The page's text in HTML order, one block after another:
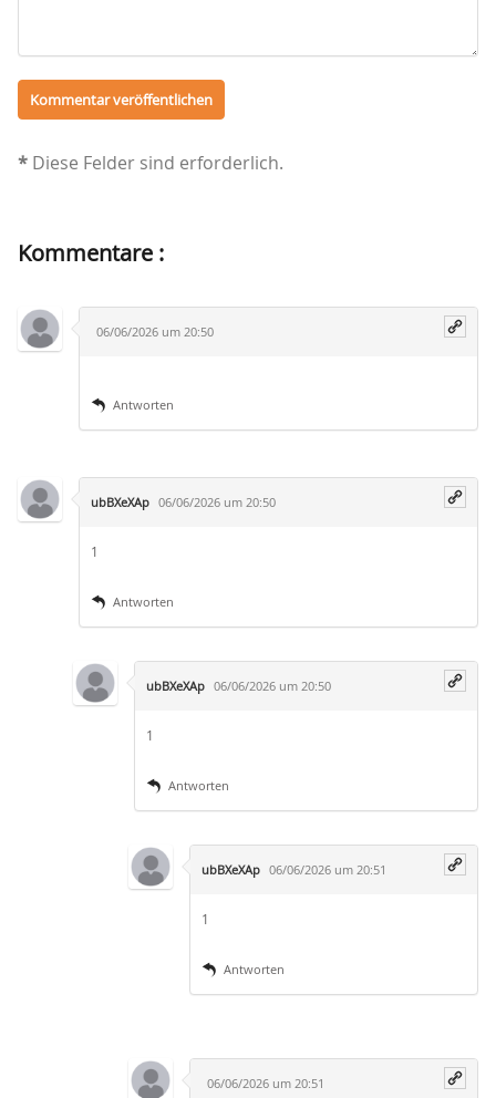
* Diese Felder sind erforderlich.
Kommentare :
06/06/2026 um 20:50
Antworten
ubBXeXAp 06/06/2026 um 20:50
1
Antworten
ubBXeXAp 06/06/2026 um 20:50
1
Antworten
ubBXeXAp 06/06/2026 um 20:51
1
Antworten
06/06/2026 um 20:51